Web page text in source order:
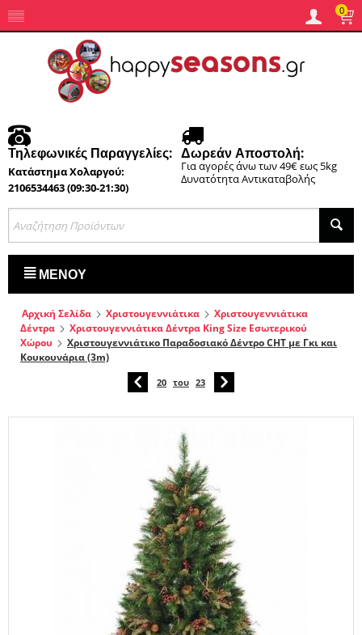
0
Τηλεφωνικές Παραγγελίες:
Κατάστημα Χολαργού:
2106534463 (09:30-21:30)
Δωρεάν Αποστολή:
Για αγορές άνω των 49€ εως 5kg
Δυνατότητα Αντικαταβολής
ΜΕΝΟΎ
Αρχική Σελίδα Χριστουγεννιάτικα
Χριστουγεννιάτικα
Δέντρα
Χριστουγεννιάτικα Δέντρα King Size Εσωτερικού
Χώρου
Χριστουγεννιάτικο Παραδοσιακό Δέντρο CHT με Γκι και
Κουκουνάρια (3m)
20 του 23